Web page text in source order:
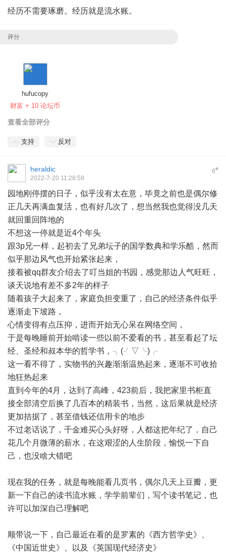
经历不需要琢磨。经历就是流水账。
评分
hufucopy
财富 + 10 论坛币
查看全部评分
支持 反对
6#
heraldic
2022-7-20 11:28:59
园地刚停摆的日子，似乎没有太在意，毕竟之前也是偶尔修
正几天再满血复活，也有好几次了，想当然我也觉得没几天
就回重回阵地的
不想这一停就是近4个年头
跟3p兄一样，起初去了兄弟坛子的国学数典和学乐酷，然而
似乎那边风气也开始紧张起来，
接着被qq群友介绍去了叮当姐的书园，感觉那边人气旺旺，
谈天说地有差不多2年的样子
随着孩子大起来了，家庭负担变重了，自己的经济条件似乎
逐渐走下坡路，
心情变得有点压抑，进而开始无心呆在网络空间，
于是每晚睡前开始啃读一些以前不爱看的书，甚至看起了坛
经、圣经和叔本华的哲学书，╮(╯▽╰)╭
这一看不得了，实物书的兴趣渐渐温热起来，逐渐不可收拾
地狂热起来
直到今年的4月，达到了高峰，423前后，我把家里书柜直
接全部清空后换了几百本的精装书，当然，这后果就是经济
更加拮据了，甚至借钱还信用卡的地步
不过老话说了，千金难买心头好呀，人都这把年纪了，自己
花几个月微薄的薪水，在这艰涩的人生阶段，愉悦一下自
己，也没啥大错吧
现在我的任务，就是每晚能看几页书，偶尔几天上豆瓣，更
新一下自己的读书流水账，学学前辈们，写个读书笔记，也
许可以加深自己理解吧
顺带说一下，自己最近在看的是罗素的《西方哲学史》、
《中国近世史》、以及《英国现代经济史》